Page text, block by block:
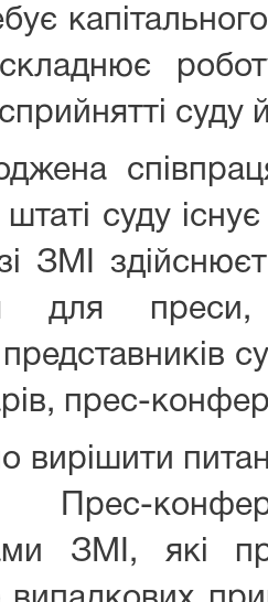
суду
суду
ЗМІ
для преси,
прес-
вирішити
Прес-
ЗМІ, які